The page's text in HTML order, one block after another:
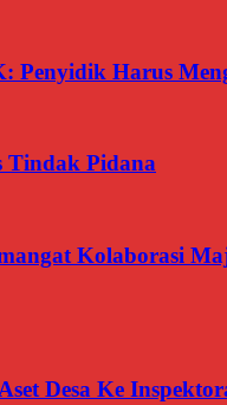
Penyidik Harus
Tindak Pidana
Kolaborasi
Desa Ke